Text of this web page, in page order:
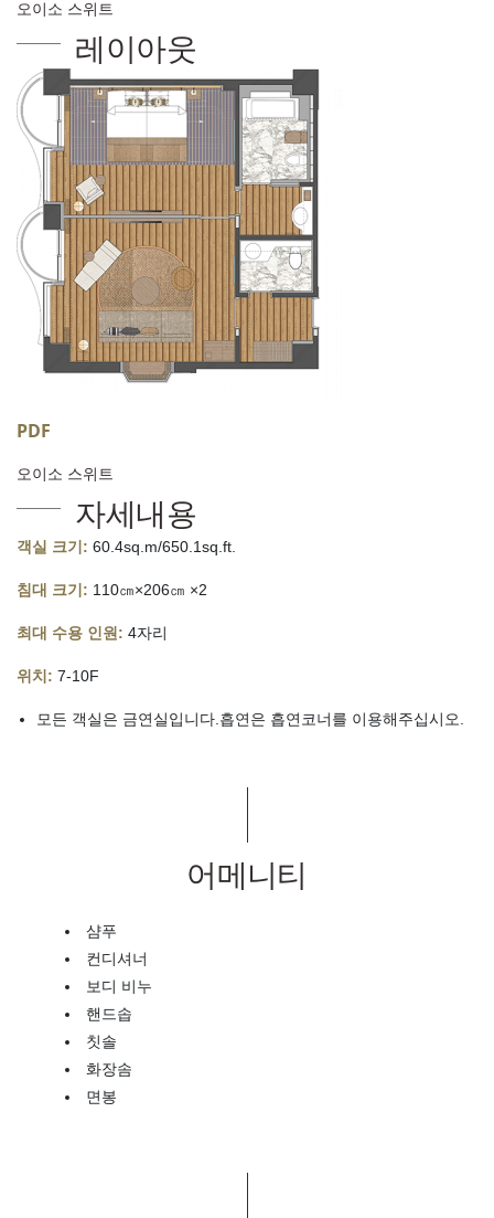
오이소 스위트
레이아웃
PDF
오이소 스위트
자세내용
객실 크기: 60.4sq.m/650.1sq.ft.
침대 크기: 110㎝×206㎝ ×2
최대 수용 인원: 4자리
위치: 7-10F
모든 객실은 금연실입니다.흡연은 흡연코너를 이용해주십시오.
어메니티
샴푸
컨디셔너
보디 비누
핸드솝
칫솔
화장솜
면봉